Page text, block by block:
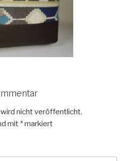
nicht veröffentlicht.
mit *markiert